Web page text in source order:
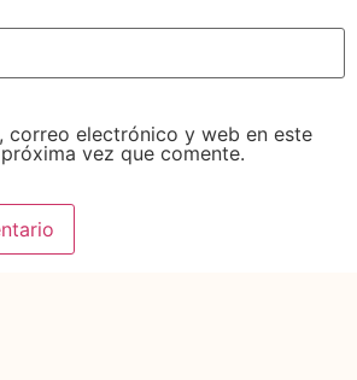
correo electrónico y web en este
vez que comente.